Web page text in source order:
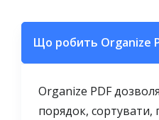
Що робить Organize
Organize PDF
порядок, сортувати,